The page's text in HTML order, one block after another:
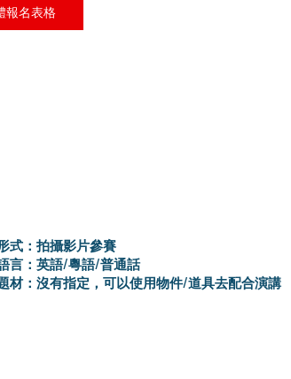
報名表格
式：拍攝影片參賽
言：英語/粵語/普通話
材：沒有指定，可以使用物件/道具去配合演講